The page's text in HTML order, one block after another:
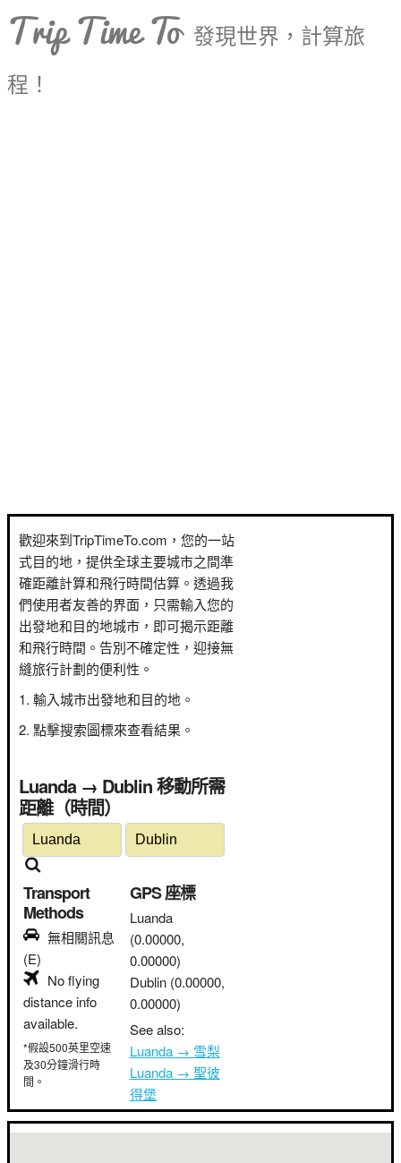
Trip Time To 發現世界，計算旅
程！
歡迎來到TripTimeTo.com，您的一站
式目的地，提供全球主要城市之間準
確距離計算和飛行時間估算。透過我
們使用者友善的界面，只需輸入您的
出發地和目的地城市，即可揭示距離
和飛行時間。告別不確定性，迎接無
縫旅行計劃的便利性。
輸入城市出發地和目的地。
點擊搜索圖標來查看結果。
Luanda → Dublin 移動所需
距離（時間）
Transport
Methods
無相關訊息
(E)
No flying
distance info
available.
*假設500英里空速
及30分鐘滑行時
間。
GPS 座標
Luanda
(0.00000,
0.00000)
Dublin (0.00000,
0.00000)
See also:
Luanda → 雪梨
Luanda → 聖彼
得堡